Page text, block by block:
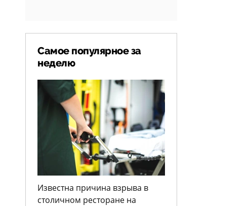
Самое популярное за
неделю
Известна причина взрыва в
столичном ресторане на